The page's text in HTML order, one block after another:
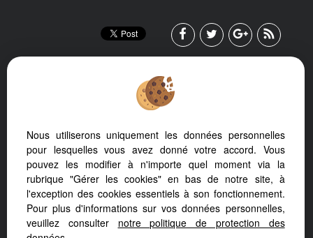
Afin de vous offrir un confort de lecture permanent, depuis votre
automatiquement aux différents types d'écrans
Nous utiliserons uniquement les données personnelles
pour lesquelles vous avez donné votre accord. Vous
pouvez les modifier à n'importe quel moment via la
rubrique "Gérer les cookies" en bas de notre site, à
l'exception des cookies essentiels à son fonctionnement.
Pour plus d'informations sur vos données personnelles,
veuillez consulter notre politique de protection des